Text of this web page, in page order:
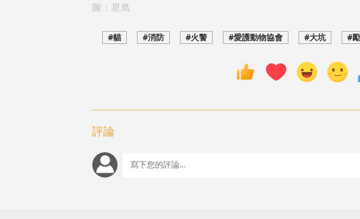
圖：星島
#貓 #消防 #火警 #愛護動物協會 #大坑 #
評論